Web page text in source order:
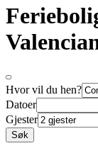
Hvor vil du hen?
Datoer
Gjester
Søk